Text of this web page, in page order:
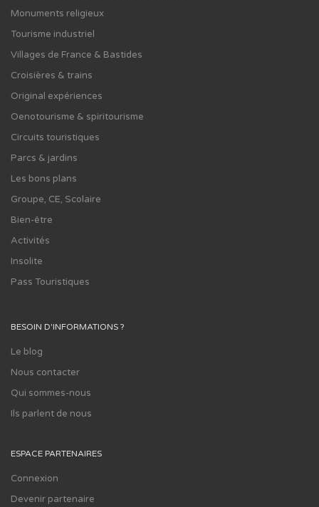
Monuments religieux
Tourisme industriel
Villages de France & Bastides
Croisières & trains
Original expériences
Oenotourisme & spiritourisme
Circuits touristiques
Parcs & jardins
Les bons plans
Groupe, CE, Scolaire
Bien-être
Activités
Insolite
Pass Touristiques
BESOIN D'INFORMATIONS ?
Le blog
Nous contacter
Qui sommes-nous
Ils parlent de nous
ESPACE PARTENAIRES
Connexion
Devenir partenaire